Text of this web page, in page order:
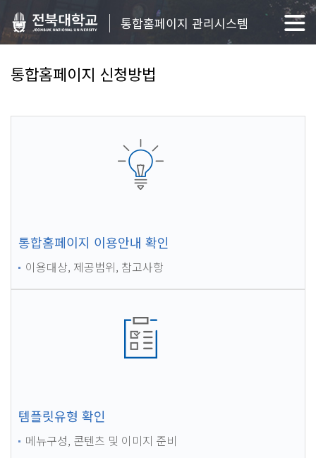
통합홈페이지 관리시스템
통합홈페이지 신청방법
통합홈페이지 이용안내 확인
이용대상, 제공범위, 참고사항
템플릿유형 확인
메뉴구성, 콘텐츠 및 이미지 준비